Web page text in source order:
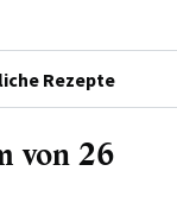
Rezepte
von 26